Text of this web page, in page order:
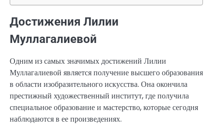
Достижения Лилии
Муллагалиевой
Одним из самых значимых достижений Лилии
Муллагалиевой является получение высшего образования
в области изобразительного искусства. Она окончила
престижный художественный институт, где получила
специальное образование и мастерство, которые сегодня
наблюдаются в ее произведениях.